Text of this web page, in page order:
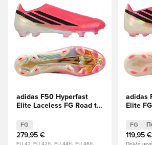
adidas F50 Hyperfast
Elite Laceless FG Road to
μαύρο/Χρυσό Μεταλλικό
FG
279,95 €
EU 42, EU 42½, EU 44½, EU 46½
adidas
Elite
Χρυσό
FG
119,95 €
Πολλά